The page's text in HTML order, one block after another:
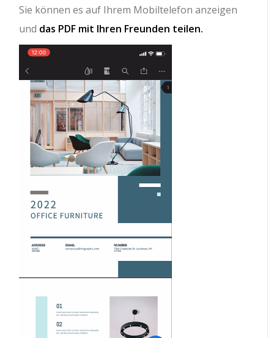
Sie können es auf Ihrem Mobiltelefon anzeigen
und das PDF mit Ihren Freunden teilen.